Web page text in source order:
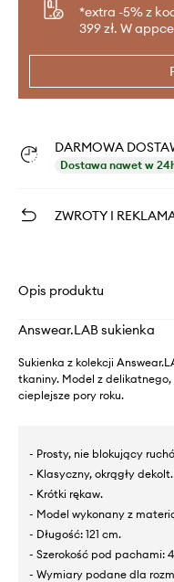
*extra -5% z
399 zł. W
DARMOWA
Dostawa nawet w
ZWROTY I
Opis produktu
Answear.LAB sukienka
Sukienka z kolekcji
tkaniny. Model z
cieplejsze pory roku.
- Prosty, nie blokujący
- Klasyczny, okrągły dekolt.
- Krótki rękaw.
- Model wykonany z
- Długość: 121 cm.
- Szerokość pod pachami:
- Wymiary podane dla